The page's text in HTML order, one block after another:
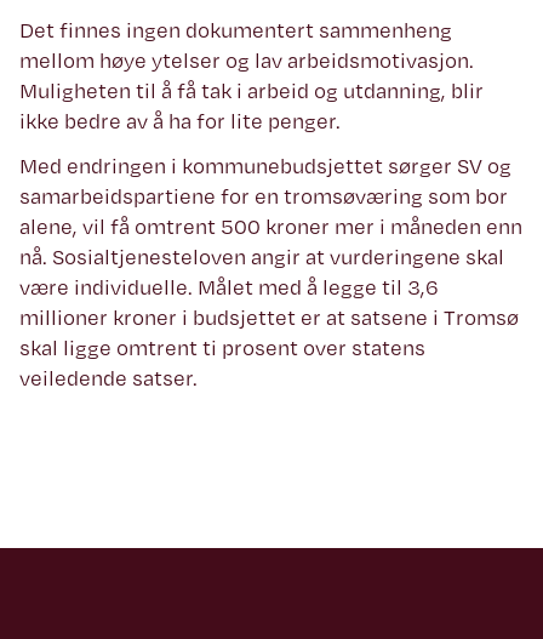
Det finnes ingen dokumentert sammenheng
mellom høye ytelser og lav arbeidsmotivasjon.
Muligheten til å få tak i arbeid og utdanning, blir
ikke bedre av å ha for lite penger.
Med endringen i kommunebudsjettet sørger SV og
samarbeidspartiene for en tromsøværing som bor
alene, vil få omtrent 500 kroner mer i måneden enn
nå. Sosialtjenesteloven angir at vurderingene skal
være individuelle. Målet med å legge til 3,6
millioner kroner i budsjettet er at satsene i Tromsø
skal ligge omtrent ti prosent over statens
veiledende satser.